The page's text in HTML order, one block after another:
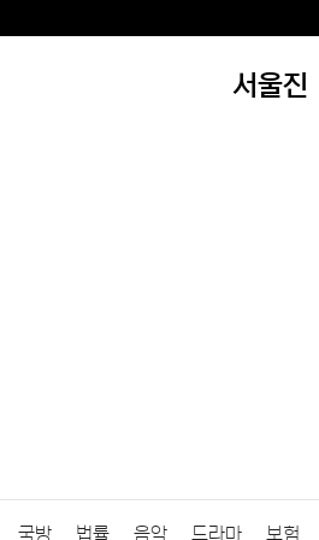
서울진
국방 법률 음악 드라마 보험